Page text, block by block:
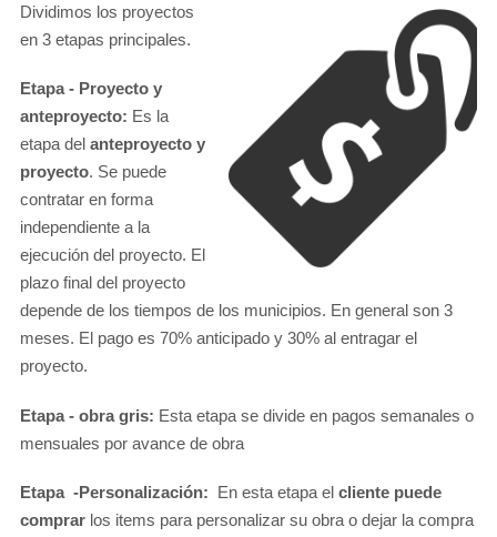
Dividimos los proyectos
en 3 etapas principales.
Etapa - Proyecto y
anteproyecto: Es la
etapa del anteproyecto y
proyecto. Se puede
contratar en forma
independiente a la
ejecución del proyecto. El
plazo final del proyecto
depende de los tiempos de los municipios. En general son 3
meses. El pago es 70% anticipado y 30% al entragar el
proyecto.
Etapa - obra gris: Esta etapa se divide en pagos semanales o
mensuales por avance de obra
Etapa -Personalización: En esta etapa el cliente puede
comprar los items para personalizar su obra o dejar la compra